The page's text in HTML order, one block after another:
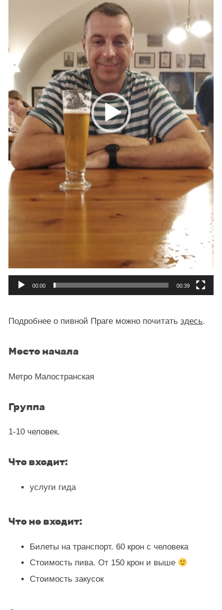
00:00 00:39
Подробнее о пивной Праге можно почитать здесь.
Место начала
Метро Малостранская
Группа
1-10 человек.
Что входит:
услуги гида
Что не входит:
Билеты на транспорт. 60 крон с человека
Стоимость пива. От 150 крон и выше
Стоимость закусок